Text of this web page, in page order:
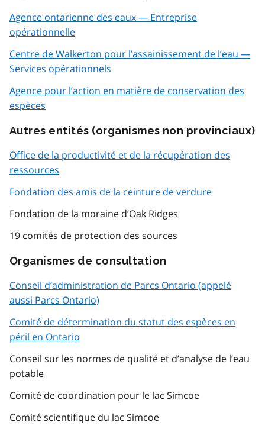
Agence ontarienne des eaux — Entreprise
opérationnelle
Centre de Walkerton pour l’assainissement de l’eau —
Services opérationnels
Agence pour l’action en matière de conservation des
espèces
Autres entités (organismes non provinciaux)
Office de la productivité et de la récupération des
ressources
Fondation des amis de la ceinture de verdure
Fondation de la moraine d’Oak Ridges
19 comités de protection des sources
Organismes de consultation
Conseil d’administration de Parcs Ontario (appelé
aussi Parcs Ontario)
Comité de détermination du statut des espèces en
péril en Ontario
Conseil sur les normes de qualité et d’analyse de l’eau
potable
Comité de coordination pour le lac Simcoe
Comité scientifique du lac Simcoe